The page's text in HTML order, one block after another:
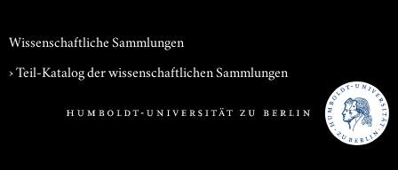
Wissenschaftliche Sammlungen
› Teil-Katalog der wissenschaftlichen Sammlungen